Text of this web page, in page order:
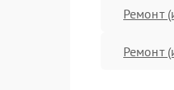
Ремонт
Ремонт